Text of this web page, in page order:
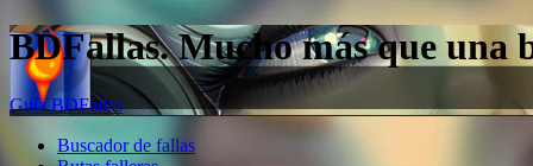
BDFallas. Mucho más que una
Guía BDFallas
Buscador de fallas